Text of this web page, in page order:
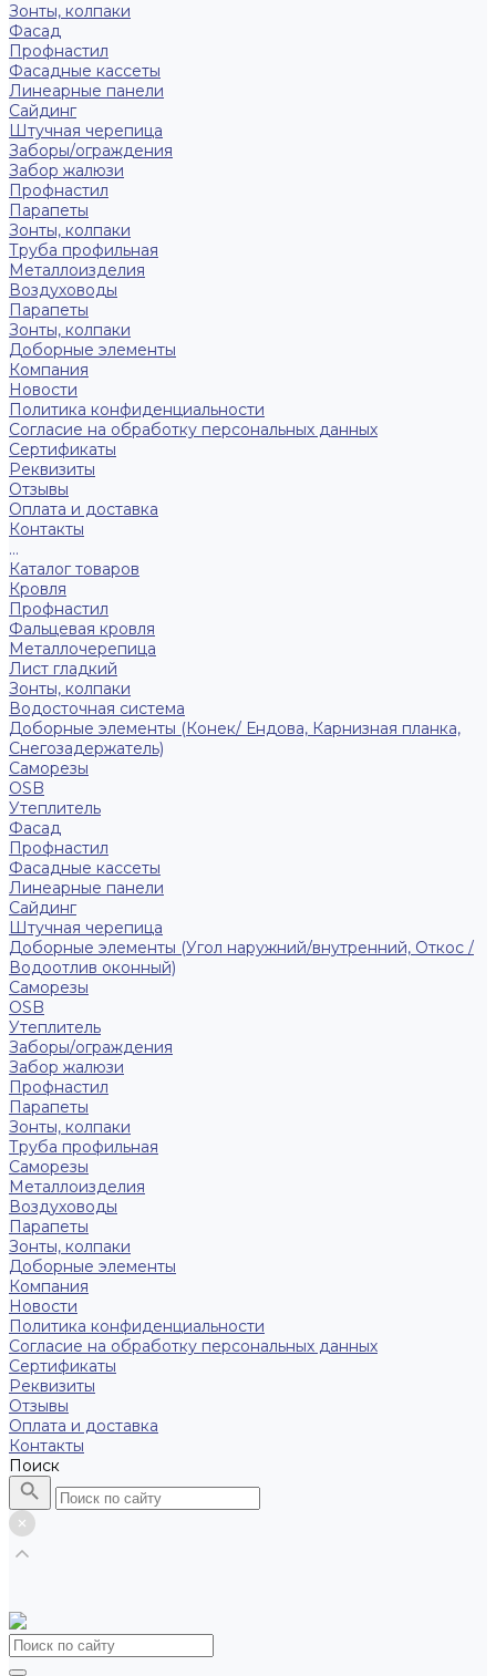
Зонты, колпаки
Фасад
Профнастил
Фасадные кассеты
Линеарные панели
Сайдинг
Штучная черепица
Заборы/ограждения
Забор жалюзи
Профнастил
Парапеты
Зонты, колпаки
Труба профильная
Металлоизделия
Воздуховоды
Парапеты
Зонты, колпаки
Доборные элементы
Компания
Новости
Политика конфиденциальности
Согласие на обработку персональных данных
Сертификаты
Реквизиты
Отзывы
Оплата и доставка
Контакты
...
Каталог товаров
Кровля
Профнастил
Фальцевая кровля
Металлочерепица
Лист гладкий
Зонты, колпаки
Водосточная система
Доборные элементы (Конек/ Ендова, Карнизная планка,
Снегозадержатель)
Саморезы
ОSB
Утеплитель
Фасад
Профнастил
Фасадные кассеты
Линеарные панели
Сайдинг
Штучная черепица
Доборные элементы (Угол наружний/внутренний, Откос /
Водоотлив оконный)
Саморезы
OSB
Утеплитель
Заборы/ограждения
Забор жалюзи
Профнастил
Парапеты
Зонты, колпаки
Труба профильная
Саморезы
Металлоизделия
Воздуховоды
Парапеты
Зонты, колпаки
Доборные элементы
Компания
Новости
Политика конфиденциальности
Согласие на обработку персональных данных
Сертификаты
Реквизиты
Отзывы
Оплата и доставка
Контакты
Поиск